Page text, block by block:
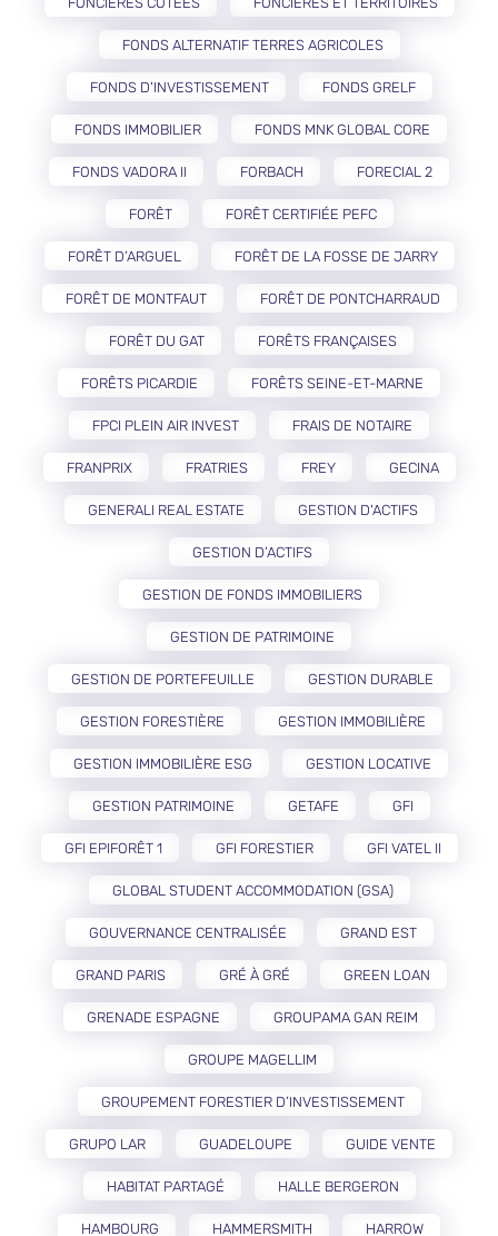
FONDS ALTERNATIF TERRES AGRICOLES
FONDS D'INVESTISSEMENT FONDS GRELF
FONDS IMMOBILIER FONDS MNK GLOBAL CORE
FONDS VADORA II FORBACH FORECIAL 2
FORÊT FORÊT CERTIFIÉE PEFC
FORÊT D’ARGUEL FORÊT DE LA FOSSE DE JARRY
FORÊT DE MONTFAUT FORÊT DE PONTCHARRAUD
FORÊT DU GAT FORÊTS FRANÇAISES
FORÊTS PICARDIE FORÊTS SEINE-ET-MARNE
FPCI PLEIN AIR INVEST FRAIS DE NOTAIRE
FRANPRIX FRATRIES FREY GECINA
GENERALI REAL ESTATE GESTION D'ACTIFS
GESTION D’ACTIFS
GESTION DE FONDS IMMOBILIERS
GESTION DE PATRIMOINE
GESTION DE PORTEFEUILLE GESTION DURABLE
GESTION FORESTIÈRE GESTION IMMOBILIÈRE
GESTION IMMOBILIÈRE ESG GESTION LOCATIVE
GESTION PATRIMOINE GETAFE GFI
GFI EPIFORÊT 1 GFI FORESTIER GFI VATEL II
GLOBAL STUDENT ACCOMMODATION (GSA)
GOUVERNANCE CENTRALISÉE GRAND EST
GRAND PARIS GRÉ À GRÉ GREEN LOAN
GRENADE ESPAGNE GROUPAMA GAN REIM
GROUPE MAGELLIM
GROUPEMENT FORESTIER D’INVESTISSEMENT
GRUPO LAR GUADELOUPE GUIDE VENTE
HABITAT PARTAGÉ HALLE BERGERON
HAMBOURG HAMMERSMITH HARROW